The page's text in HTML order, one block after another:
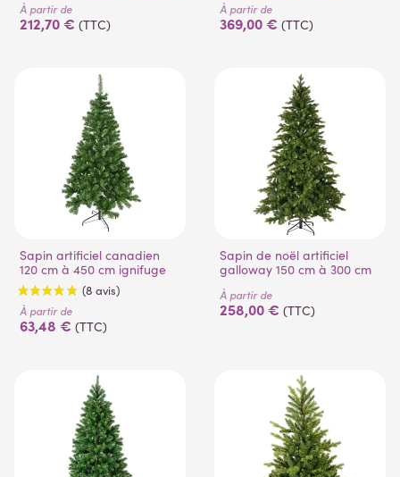
À partir de
212,70 € (TTC)
À partir de
369,00 € (TTC)
Sapin artificiel canadien
120 cm à 450 cm ignifuge
(8 avis)
À partir de
63,48 € (TTC)
Sapin de noël artificiel
galloway 150 cm à 300 cm
À partir de
258,00 € (TTC)